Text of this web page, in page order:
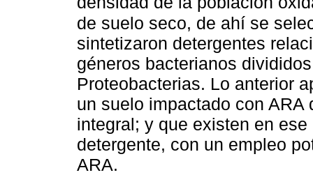
de suelo seco, de ahí se
sintetizaron detergentes
géneros bacterianos
Proteobacterias. Lo anterior
un suelo impactado con
integral; y que existen en
detergente, con un empleo
ARA.